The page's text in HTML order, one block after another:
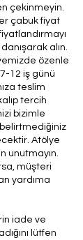
çekinmeyin.
çabuk fiyat
alın.
özenle
12 iş günü
teslim
tercih
bizimle
Atölye
unutmayın.
müşteri
yardıma
iade ve
lütfen